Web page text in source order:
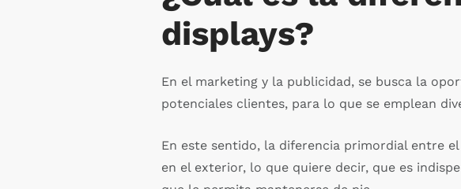
displays?
En el marketing y la publicidad, se busca la
potenciales clientes, para lo que se emplean
En este sentido, la diferencia primordial entre
en el exterior, lo que quiere decir, que es